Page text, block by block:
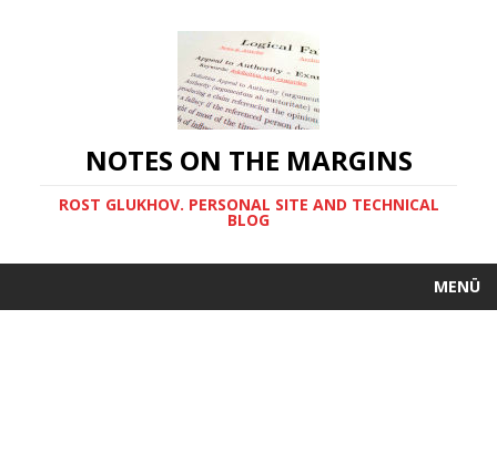
NOTES ON THE MARGINS
ROST GLUKHOV. PERSONAL SITE AND TECHNICAL
BLOG
MENÜ